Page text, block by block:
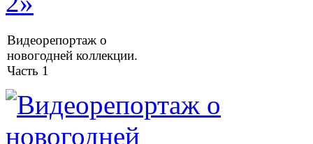
Видеорепортаж о
новогодней коллекции.
Часть 1